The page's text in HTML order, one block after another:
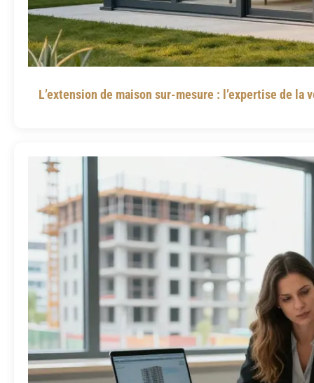
L’extension de maison sur-mesure : l’expertise de la